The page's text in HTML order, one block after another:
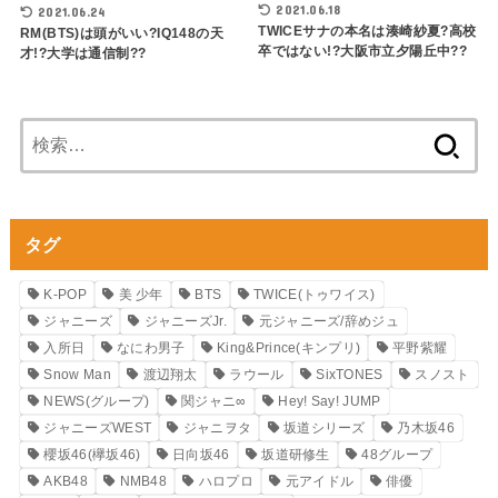
2021.06.24
RM(BTS)は頭がいい?IQ148の天
才!?大学は通信制??
2021.06.18
TWICEサナの本名は湊崎紗夏?高校
卒ではない!?大阪市立夕陽丘中??
索:
タグ
K-POP 美 少年 BTS
TWICE(トゥワイス)
ジャニーズ
ジャニーズJr.
元ジャニーズ/辞めジュ
入所日
なにわ男子 King&Prince(キンプリ)
平野紫耀
Snow Man
渡辺翔太 ラウール SixTONES
スノスト
NEWS(グループ)
関ジャニ∞
Hey! Say! JUMP
ジャニーズWEST
ジャニヲタ 坂道シリーズ
乃木坂46
櫻坂46(欅坂46)
日向坂46 坂道研修生
48グループ
AKB48
NMB48 ハロプロ 元アイドル 俳優